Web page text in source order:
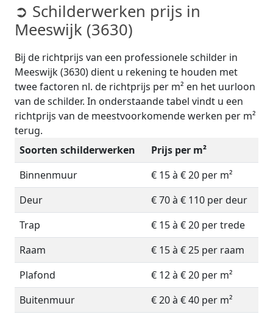
➲ Schilderwerken prijs in
Meeswijk (3630)
Bij de richtprijs van een professionele schilder in
Meeswijk (3630) dient u rekening te houden met
twee factoren nl. de richtprijs per m² en het uurloon
van de schilder. In onderstaande tabel vindt u een
richtprijs van de meestvoorkomende werken per m²
terug.
Soorten schilderwerken
Prijs per m²
Binnenmuur
€ 15 à € 20 per m²
Deur
€ 70 à € 110 per deur
Trap
€ 15 à € 20 per trede
Raam
€ 15 à € 25 per raam
Plafond
€ 12 à € 20 per m²
Buitenmuur
€ 20 à € 40 per m²